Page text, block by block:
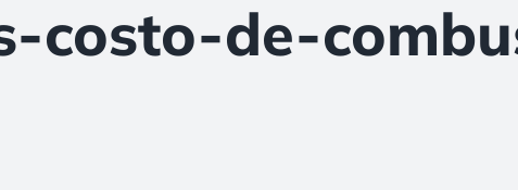
costo-de-